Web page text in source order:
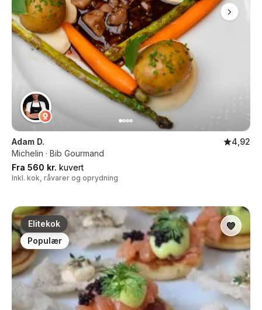
Adam D.
4,92
Michelin · Bib Gourmand
Fra 560 kr. kuvert
Inkl. kok, råvarer og oprydning
Elitekok
Populær